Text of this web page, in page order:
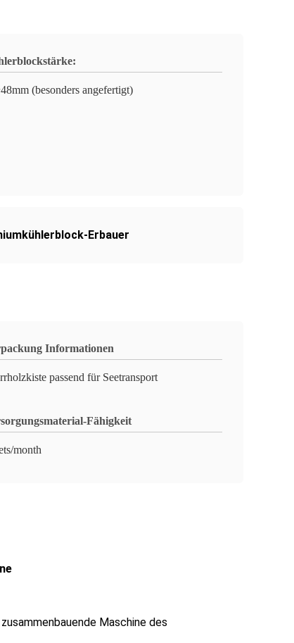
(besonders angefertigt)
Erbauer
Informationen
passend für Seetransport
Fähigkeit
month
Maschine des